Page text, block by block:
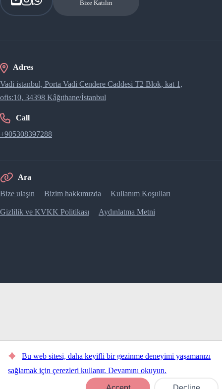
Bize Katılın
Adres
Vadi istanbul, Porta Vadi Cendere Caddesi​ T2 Blok, kat 1,
ofis:10, 34398 Kâğıthane/İstanbul
Call
+905308397288
Ara
Bize ulaşın
Bizim hakkımızda Kullanım Koşulları
Gizlilik ve KVKK Politikası Aydınlatma Metni
Rezervasyon Yapın
Bu web sitesi, daha keyifli bir gezinme deneyimi yaşamanızı
sağlamak için çerezleri kullanır. Devamını okuyun.